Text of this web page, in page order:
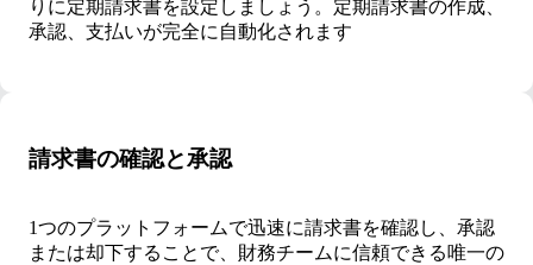
りに定期請求書を設定しましょう。定期請求書の作成、
承認、支払いが完全に自動化されます
請求書の確認と承認
1つのプラットフォームで迅速に請求書を確認し、承認
または却下することで、財務チームに信頼できる唯一の